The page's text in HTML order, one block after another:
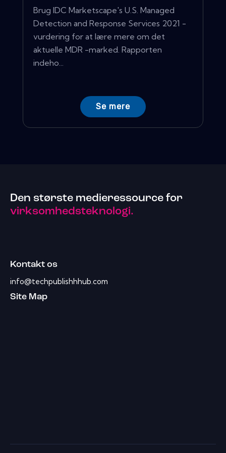
Brug IDC Marketscape's U.S. Managed
Detection and Response Services 2021 -
vurdering for at lære mere om det
aktuelle MDR -marked. Rapporten
indeho...
Se mere
Den største medieressource for
virksomhedsteknologi.
Kontakt os
info@techpublishhhub.com
Site Map